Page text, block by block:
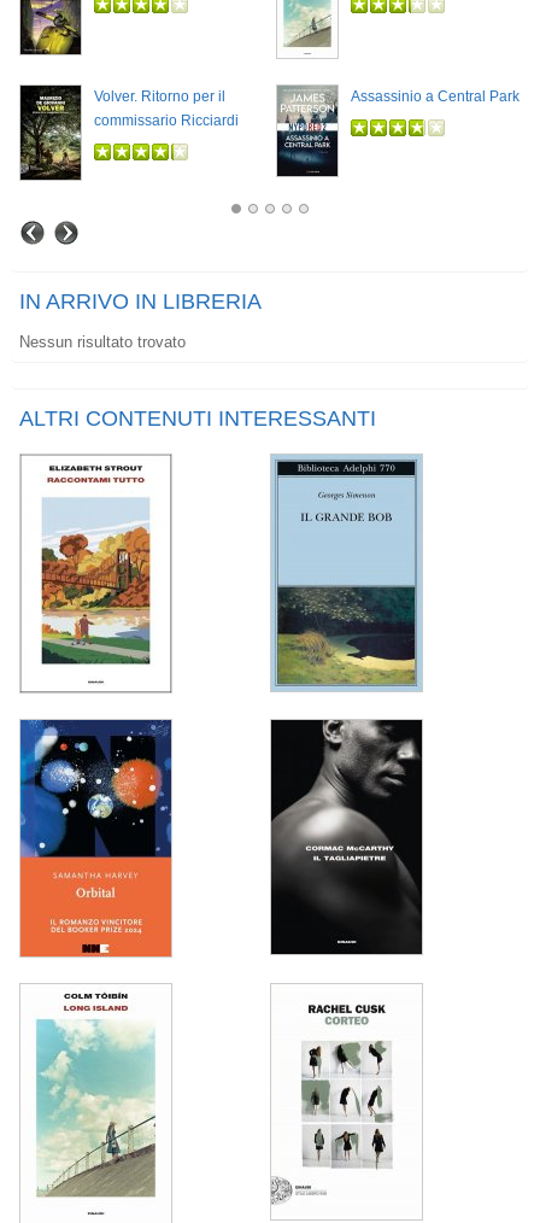
Volver. Ritorno per il
commissario Ricciardi
Assassinio a Central Park
IN ARRIVO IN LIBRERIA
Nessun risultato trovato
ALTRI CONTENUTI INTERESSANTI